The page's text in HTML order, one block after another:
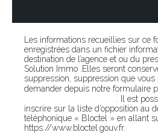
Les informations recueillies sur ce
enregistrées dans un fichier
destination de l’agence et ou du
Solution Immo .Elles seront
suppression, suppression que
demander depuis notre formulaire
. Il est
inscrire sur la liste d’opposition au
téléphonique « Bloctel » en allant
https://www.bloctel.gouv.fr.